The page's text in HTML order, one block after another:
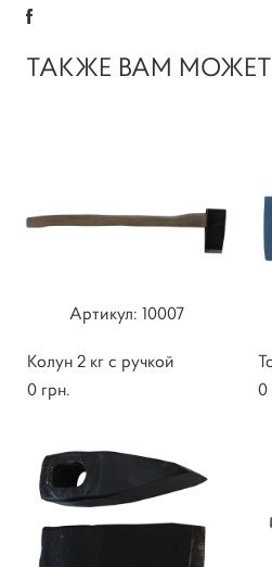
ТАКЖЕ ВАМ
Артикул: 10007
Колун 2 кг с ручкой
0 грн.
0